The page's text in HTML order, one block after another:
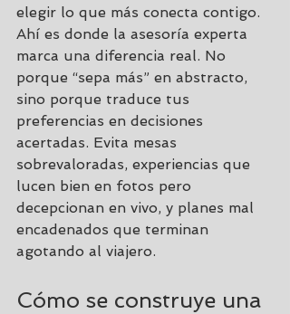
elegir lo que más conecta contigo.
Ahí es donde la asesoría experta
marca una diferencia real. No
porque “sepa más” en abstracto,
sino porque traduce tus
preferencias en decisiones
acertadas. Evita mesas
sobrevaloradas, experiencias que
lucen bien en fotos pero
decepcionan en vivo, y planes mal
encadenados que terminan
agotando al viajero.
Cómo se construye una